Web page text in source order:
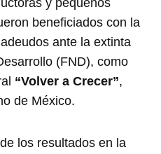
beneficiados con la
ante la extinta
(FND), como
“Volver a Crecer”,
de México.
los resultados en la